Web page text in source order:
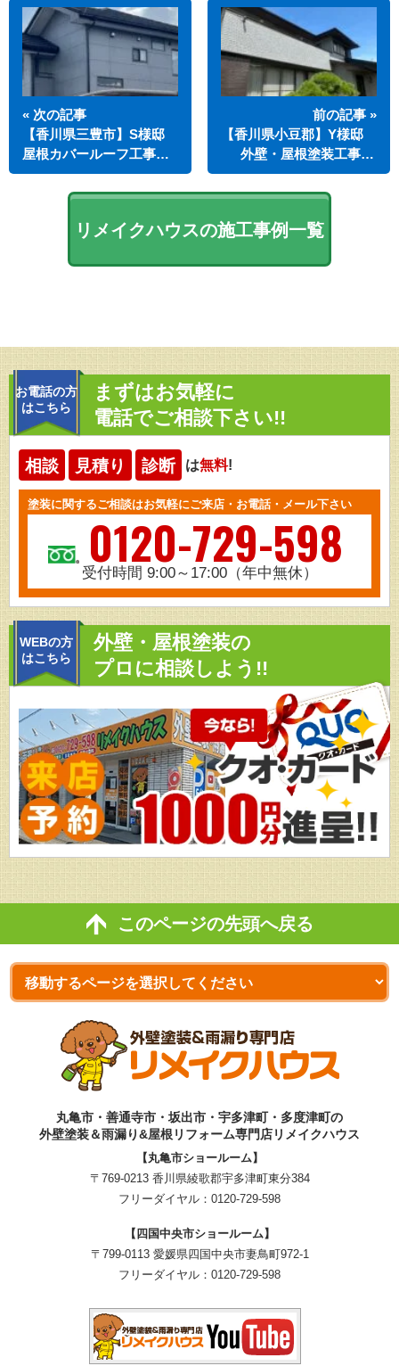
« 次の記事
【香川県三豊市】S様邸
屋根カバールーフ工事…
前の記事 »
【香川県小豆郡】Y様邸
外壁・屋根塗装工事…
リメイクハウスの施工事例一覧
お電話の方
はこちら
まずはお気軽に
電話でご相談下さい!!
相談 見積り 診断 は無料!
塗装に関するご相談はお気軽にご来店・お電話・メール下さい
0120-729-598
受付時間 9:00～17:00（年中無休）
WEBの方
はこちら
外壁・屋根塗装の
プロに相談しよう!!
このページの先頭へ戻る
丸亀市・善通寺市・坂出市・宇多津町・多度津町の
外壁塗装＆雨漏り&屋根リフォーム専門店リメイクハウス
【丸亀市ショールーム】
〒769-0213 香川県綾歌郡宇多津町東分384
フリーダイヤル： 0120-729-598
【四国中央市ショールーム】
〒799-0113 愛媛県四国中央市妻鳥町972-1
フリーダイヤル： 0120-729-598